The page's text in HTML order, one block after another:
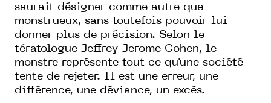
saurait désigner comme autre que
monstrueux, sans toutefois pouvoir lui
donner plus de précision. Selon le
tératologue Jeffrey Jerome Cohen, le
monstre représente tout ce qu'une société
tente de rejeter. Il est une erreur, une
différence, une déviance, un excès.